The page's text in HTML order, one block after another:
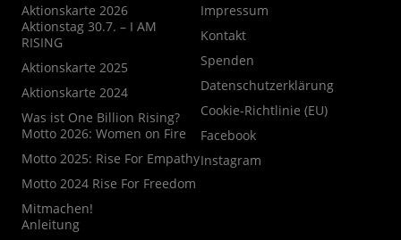
Aktionskarte 2026
Aktionstag 30.7. – I AM
RISING
Aktionskarte 2025
Aktionskarte 2024
Was ist One Billion Rising?
Motto 2026: Women on Fire
Motto 2025: Rise For Empathy
Motto 2024 Rise For Freedom
Mitmachen!
Anleitung
Impressum
Kontakt
Spenden
Datenschutzerklärung
Cookie-Richtlinie (EU)
Facebook
Instagram